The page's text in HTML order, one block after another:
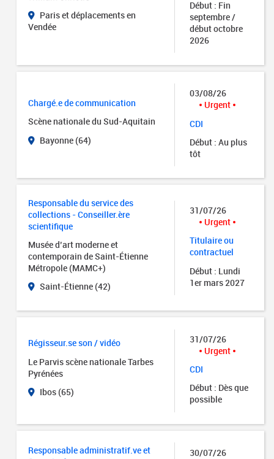
Paris et déplacements en
Vendée
Début : Fin
septembre /
début octobre
2026
Chargé.e de communication
Scène nationale du Sud-Aquitain
Bayonne (64)
03/08/26
Urgent
CDI
Début : Au plus
tôt
Responsable du service des
collections - Conseiller.ère
scientifique
Musée d’art moderne et
contemporain de Saint-Étienne
Métropole (MAMC+)
Saint-Étienne (42)
31/07/26
Urgent
Titulaire ou
contractuel
Début : Lundi
1er mars 2027
Régisseur.se son / vidéo
Le Parvis scène nationale Tarbes
Pyrénées
Ibos (65)
31/07/26
Urgent
CDI
Début : Dès que
possible
Responsable administratif.ve et
30/07/26